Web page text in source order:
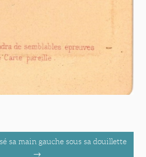
sa main gauche sous sa douillette